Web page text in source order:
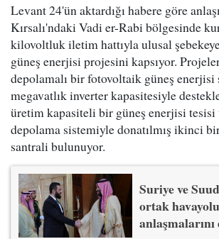
Levant 24'ün aktardığı habere göre
Kırsalı'ndaki Vadi er-Rabi bölgesinde
kilovoltluk iletim hattıyla ulusal
güneş enerjisi projesini kapsıyor.
depolamalı bir fotovoltaik güneş enerjisi
megavatlık inverter kapasitesiyle
üretim kapasiteli bir güneş enerjisi tesisi
depolama sistemiyle donatılmış ikinci
santrali bulunuyor.
Suriye ve
ortak